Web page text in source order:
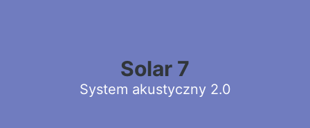
Słuchawki z mikrofonem dla urządzeń
Słuchawki z mikrofonem
Solar 7
System akustyczny 2.0